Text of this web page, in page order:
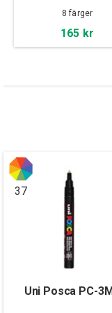
8 färger
165 kr
37
Uni Posca PC-